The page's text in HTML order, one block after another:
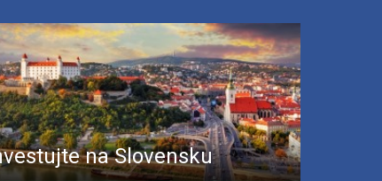
na Slovensku